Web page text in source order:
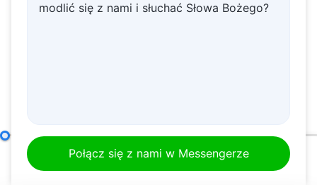
modlić się z nami i słuchać Słowa Bożego?
Połącz się z nami w Messengerze
Jak dążyć do prawdy (7) Część druga